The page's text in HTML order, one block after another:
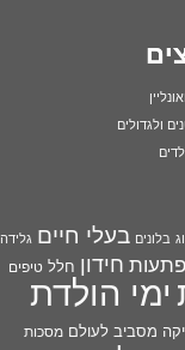
ולגדולים
בלונים בעלי חיים גלידה
חידון חלל טיפיםימי הולדת
מסביב לעולם מסכות